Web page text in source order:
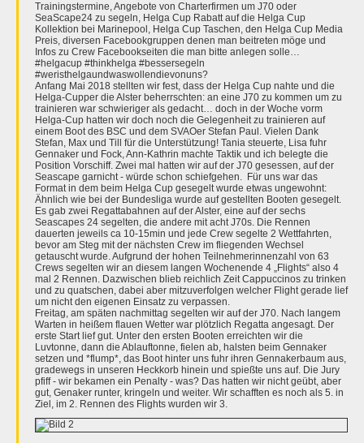
Trainingstermine, Angebote von Charterfirmen um J70 oder
SeaScape24 zu segeln, Helga Cup Rabatt auf die Helga Cup
Kollektion bei Marinepool, Helga Cup Taschen, den Helga Cup Media
Preis, diversen Facebookgruppen denen man beitreten möge und
Infos zu Crew Facebookseiten die man bitte anlegen solle…
#helgacup #thinkhelga #bessersegeln
#weristhelgaundwaswollendievonuns?
Anfang Mai 2018 stellten wir fest, dass der Helga Cup nahte und die
Helga-Cupper die Alster beherrschten: an eine J70 zu kommen um zu
trainieren war schwieriger als gedacht… doch in der Woche vorm
Helga-Cup hatten wir doch noch die Gelegenheit zu trainieren auf
einem Boot des BSC und dem SVAOer Stefan Paul. Vielen Dank
Stefan, Max und Till für die Unterstützung! Tania steuerte, Lisa fuhr
Gennaker und Fock, Ann-Kathrin machte Taktik und ich belegte die
Position Vorschiff. Zwei mal hatten wir auf der J70 gesessen, auf der
Seascape garnicht - würde schon schiefgehen. Für uns war das
Format in dem beim Helga Cup gesegelt wurde etwas ungewohnt:
Ähnlich wie bei der Bundesliga wurde auf gestellten Booten gesegelt.
Es gab zwei Regattabahnen auf der Alster, eine auf der sechs
Seascapes 24 segelten, die andere mit acht J70s. Die Rennen
dauerten jeweils ca 10-15min und jede Crew segelte 2 Wettfahrten,
bevor am Steg mit der nächsten Crew im fliegenden Wechsel
getauscht wurde. Aufgrund der hohen Teilnehmerinnenzahl von 63
Crews segelten wir an diesem langen Wochenende 4 „Flights“ also 4
mal 2 Rennen. Dazwischen blieb reichlich Zeit Cappuccinos zu trinken
und zu quatschen, dabei aber mitzuverfolgen welcher Flight gerade lief
um nicht den eigenen Einsatz zu verpassen.
Freitag, am späten nachmittag segelten wir auf der J70. Nach langem
Warten in heißem flauen Wetter war plötzlich Regatta angesagt. Der
erste Start lief gut. Unter den ersten Booten erreichten wir die
Luvtonne, dann die Ablauftonne, fielen ab, halsten beim Gennaker
setzen und *flump*, das Boot hinter uns fuhr ihren Gennakerbaum aus,
gradewegs in unseren Heckkorb hinein und spießte uns auf. Die Jury
pfiff - wir bekamen ein Penalty - was? Das hatten wir nicht geübt, aber
gut, Genaker runter, kringeln und weiter. Wir schafften es noch als 5. in
Ziel, im 2. Rennen des Flights wurden wir 3.